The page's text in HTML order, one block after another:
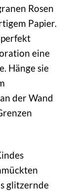
Rosen
Papier.
eine
Hänge sie
der Wand
glitzernde